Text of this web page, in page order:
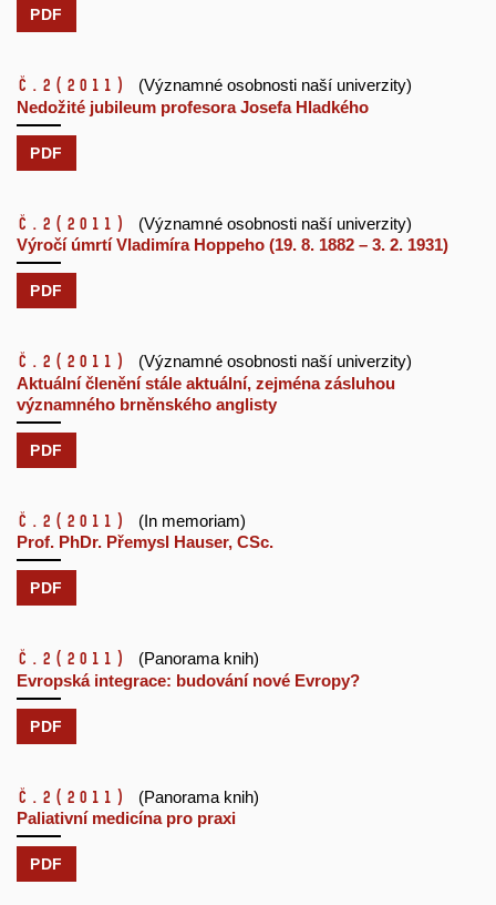
PDF
č.2 (2011)
(Významné osobnosti naší univerzity)
Nedožité jubileum profesora Josefa Hladkého
PDF
č.2 (2011)
(Významné osobnosti naší univerzity)
Výročí úmrtí Vladimíra Hoppeho (19. 8. 1882 – 3. 2. 1931)
PDF
č.2 (2011)
(Významné osobnosti naší univerzity)
Aktuální členění stále aktuální, zejména zásluhou
významného brněnského anglisty
PDF
č.2 (2011)
(In memoriam)
Prof. PhDr. Přemysl Hauser, CSc.
PDF
č.2 (2011)
(Panorama knih)
Evropská integrace: budování nové Evropy?
PDF
č.2 (2011)
(Panorama knih)
Paliativní medicína pro praxi
PDF